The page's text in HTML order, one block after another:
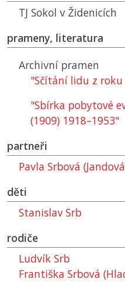
TJ Sokol v Židenicích
prameny, literatura
Archivní pramen
"Sčítání lidu z roku
"Sbírka pobytové
(1909) 1918–1953"
partneři
Pavla Srbová
děti
Stanislav Srb
rodiče
Ludvík Srb
Františka Srbová